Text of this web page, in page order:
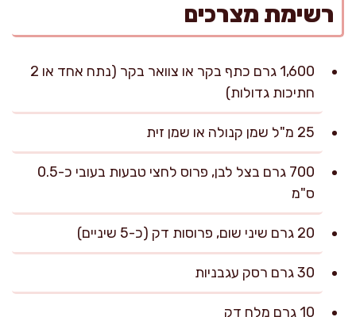
רשימת מצרכים
1,600 גרם כתף בקר או צוואר בקר (נתח אחד או 2
חתיכות גדולות)
25 מ"ל שמן קנולה או שמן זית
700 גרם בצל לבן, פרוס לחצי טבעות בעובי כ-0.5
ס"מ
20 גרם שיני שום, פרוסות דק (כ-5 שיניים)
30 גרם רסק עגבניות
10 גרם מלח דק